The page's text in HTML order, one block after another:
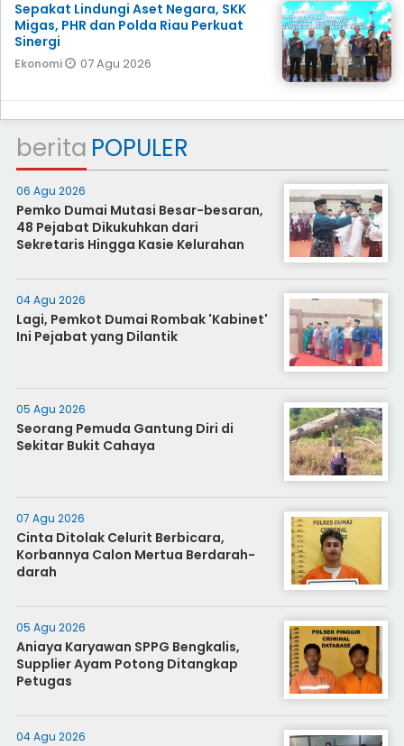
Sepakat Lindungi Aset Negara, SKK
Migas, PHR dan Polda Riau Perkuat
Sinergi
Ekonomi 07 Agu 2026
berita POPULER
06 Agu 2026
Pemko Dumai Mutasi Besar-besaran,
48 Pejabat Dikukuhkan dari
Sekretaris Hingga Kasie Kelurahan
04 Agu 2026
Lagi, Pemkot Dumai Rombak 'Kabinet'
Ini Pejabat yang Dilantik
05 Agu 2026
Seorang Pemuda Gantung Diri di
Sekitar Bukit Cahaya
07 Agu 2026
Cinta Ditolak Celurit Berbicara,
Korbannya Calon Mertua Berdarah-
darah
05 Agu 2026
Aniaya Karyawan SPPG Bengkalis,
Supplier Ayam Potong Ditangkap
Petugas
04 Agu 2026